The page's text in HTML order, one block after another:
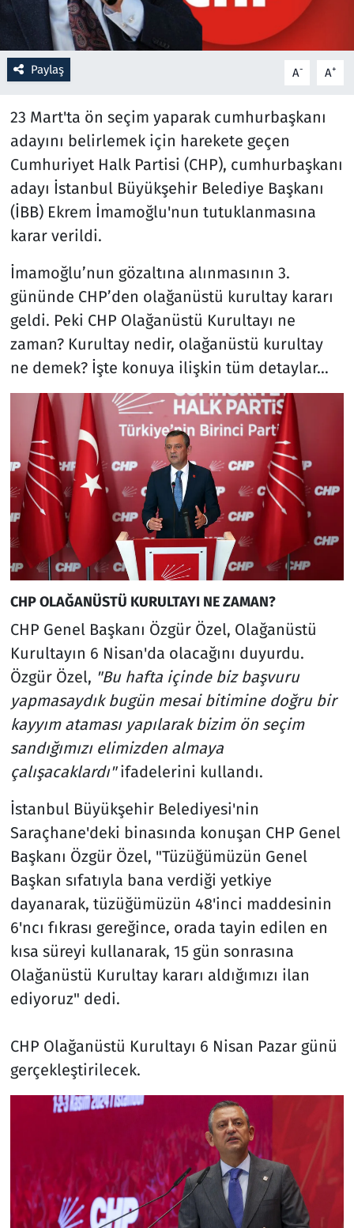
Paylaş A- A+
23 Mart'ta ön seçim yaparak cumhurbaşkanı
adayını belirlemek için harekete geçen
Cumhuriyet Halk Partisi (CHP), cumhurbaşkanı
adayı İstanbul Büyükşehir Belediye Başkanı
(İBB) Ekrem İmamoğlu'nun tutuklanmasına
karar verildi.
İmamoğlu’nun gözaltına alınmasının 3.
gününde CHP’den olağanüstü kurultay kararı
geldi. Peki CHP Olağanüstü Kurultayı ne
zaman? Kurultay nedir, olağanüstü kurultay
ne demek? İşte konuya ilişkin tüm detaylar…
CHP OLAĞANÜSTÜ KURULTAYI NE ZAMAN?
CHP Genel Başkanı Özgür Özel, Olağanüstü
Kurultayın 6 Nisan'da olacağını duyurdu.
Özgür Özel, "Bu hafta içinde biz başvuru
yapmasaydık bugün mesai bitimine doğru bir
kayyım ataması yapılarak bizim ön seçim
sandığımızı elimizden almaya
çalışacaklardı"ifadelerini kullandı.
İstanbul Büyükşehir Belediyesi'nin
Saraçhane'deki binasında konuşan CHP Genel
Başkanı Özgür Özel, "Tüzüğümüzün Genel
Başkan sıfatıyla bana verdiği yetkiye
dayanarak, tüzüğümüzün 48'inci maddesinin
6'ncı fıkrası gereğince, orada tayin edilen en
kısa süreyi kullanarak, 15 gün sonrasına
Olağanüstü Kurultay kararı aldığımızı ilan
ediyoruz" dedi.
CHP Olağanüstü Kurultayı 6 Nisan Pazar günü
gerçekleştirilecek.
Seçim 2023
Spor
Televizyon